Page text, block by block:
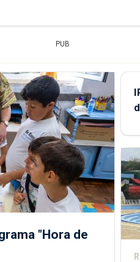
PUB
"Hora de